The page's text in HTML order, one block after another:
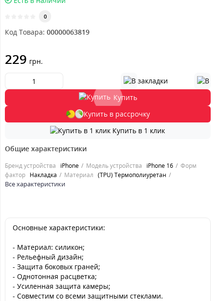
0
Код Товара: 00000063819
229 грн.
Купить
Купить в рассрочку
Купить в 1 клик
Общие характеристики
Бренд устройства iPhone Модель устройства iPhone 16
Форм
фактор Накладка Материал (TPU) Термополиуретан
Все характеристики
Основные характеристики:
- Материал: силикон;
- Рельефный дизайн;
- Защита боковых граней;
- Однотонная расцветка;
- Усиленная защита камеры;
- Совместим со всеми защитными стеклами.